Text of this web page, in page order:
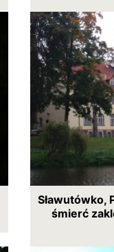
Sławutówko,
śmierć